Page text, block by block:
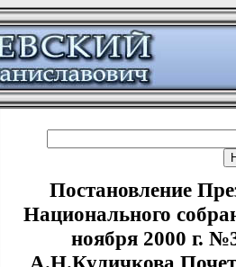
Постановление
Национального
ноября 2000 г.